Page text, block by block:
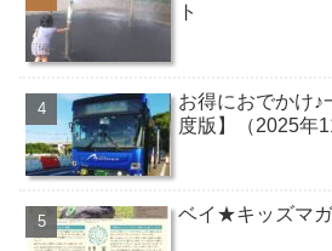
ト
お得におでかけ♪
度版】（2025年
ベイ★キッズマ